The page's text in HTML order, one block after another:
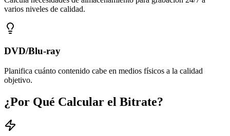
varios niveles de calidad.
DVD/Blu-ray
Planifica cuánto contenido cabe en medios físicos a la calidad
objetivo.
¿Por Qué Calcular el Bitrate?